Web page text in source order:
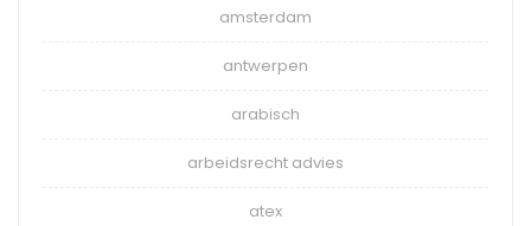
amsterdam
antwerpen
arabisch
arbeidsrecht advies
atex